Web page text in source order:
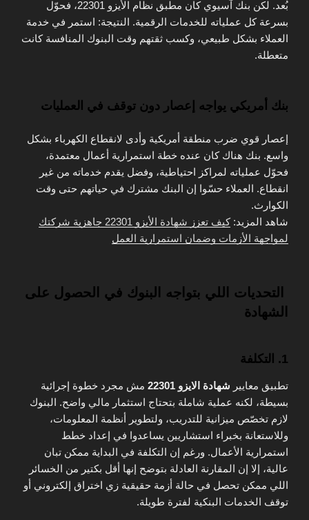
بُعد. لكن بنك آسيوي كان مطبق نظام الأيزو 22301، فحوّل
بسرعة كل عملياته للخدمات الرقمية. النتيجة: استمر في خدمة
العملاء بشكل طبيعي، وكسب ثقتهم وقت البنوك المنافسة كانت
متعطلة.
بنك أمريكي يواجه إعصار دون توقف في العمليات
إعصار قوي ضرب منطقة أمريكية وأدى لانقطاع الكهرباء بشكل
واسع. بنك هناك كان عنده خطة استمرارية أعمال معتمدة،
فحوّل عملياته لمراكز احتياطية، وفضل يقدم خدماته من غير
انقطاع. العملاء حسّوا إن البنك مشترك في حياتهم حتى وقت
الكوارث.
شاهد المزيد:
كيف تعزز شهادة الأيزو 22301 جاهزية شركتك
لمواجهة الأزمات وضمان استمرارية العمل
التحديات اللي بتواجه البنوك في الحصول على
الشهادة
1. التكلفة
تطبيق معايير شهادة الايزو 22301
مش مجرد خطوة إجرائية
بسيطة، لكنه عملية شاملة بتحتاج استثمار مالي واضح. البنوك
لازم تخصّص ميزانية للتدريب، ولتطوير أنظمة المعلومات،
وللاستعانة بخبراء استشاريين يساعدوا في إعداد خطط
استمرارية الأعمال. ورغم إن التكلفة في البداية ممكن تبان
عالية، إلا إن المقارنة العادلة بتوضح إنها أقل بكتير من الخسائر
اللي ممكن تحصل في حالة أزمة حقيقية زي اختراق إلكتروني أو
توقف الخدمات البنكية لفترة طويلة.